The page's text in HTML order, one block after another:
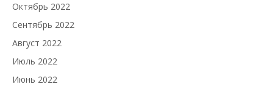
Октябрь 2022
Сентябрь 2022
Август 2022
Июль 2022
Июнь 2022